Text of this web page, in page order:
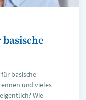
basische
und vieles
Wie